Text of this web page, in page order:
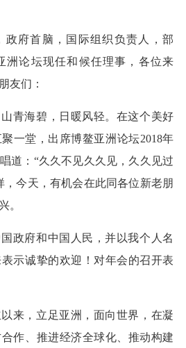
政府首脑，国际组织负责人，部
洲论坛现任和候任理事，各位来
友们：
青海碧，日暖风轻。在这个美好
一堂，出席博鳌亚洲论坛2018年
道：“久久不见久久见，久久见过
，今天，有机会在此同各位新老朋
。
政府和中国人民，并以我个人名
示诚挚的欢迎！对年会的召开表
来，立足亚洲，面向世界，在凝
作、推进经济全球化、推动构建